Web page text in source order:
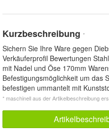
Kurzbeschreibung *
Sichern Sie Ihre Ware gegen
Verkäuferprofil Bewertungen
mit Nadel und Öse 170mm
Befestigungsmöglichkeit um das
befestigen ummantelt mit
* maschinell aus der Artikelbeschreibung